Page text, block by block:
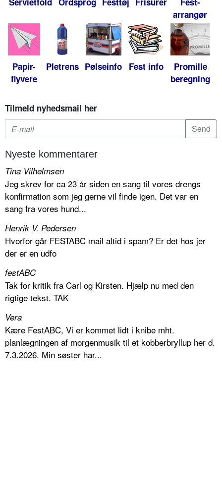
arrangør
Papir-
flyvere
Pletrens Pølseinfo Fest info
Promille
beregning
Tilmeld nyhedsmail her
Nyeste kommentarer
Tina Vilhelmsen
Jeg skrev for ca 23 år siden en sang til vores drengs
konfirmation som jeg gerne vil finde igen. Det var en
sang fra vores hund...
Henrik V. Pedersen
Hvorfor går FESTABC mail altid i spam? Er det hos jer
der er en udfo
festABC
Tak for kritik fra Carl og Kirsten. Hjælp nu med den
rigtige tekst. TAK
Vera
Kære FestABC, Vi er kommet lidt i knibe mht.
planlægningen af morgenmusik til et kobberbryllup her d.
7.3.2026. Min søster har...